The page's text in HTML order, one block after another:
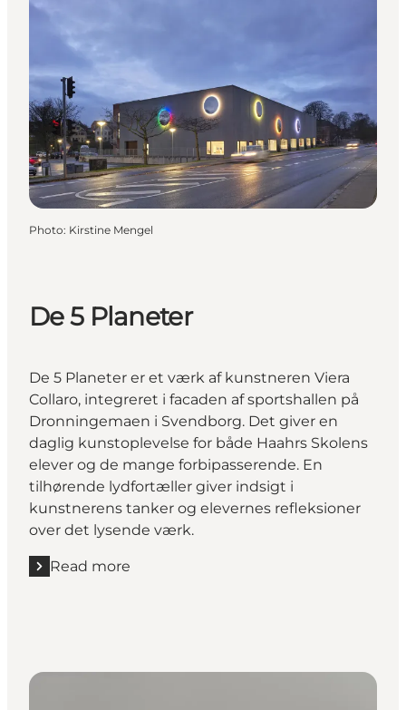
Photo: Kirstine Mengel
De 5 Planeter
De 5 Planeter er et værk af kunstneren Viera
Collaro, integreret i facaden af sportshallen på
Dronningemaen i Svendborg. Det giver en
daglig kunstoplevelse for både Haahrs Skolens
elever og de mange forbipasserende. En
tilhørende lydfortæller giver indsigt i
kunstnerens tanker og elevernes refleksioner
over det lysende værk.
Read more
Read more "De 5 Planeter"